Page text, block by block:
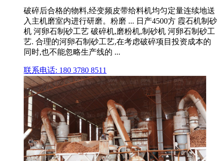
破碎后合格的物料,经变频皮带给料机均匀定量连续地送
入主机磨室内进行研磨。粉磨 ... 日产4500方 霞石机制砂
机 河卵石制砂工艺 破碎机,磨粉机,制砂机 河卵石制砂工
艺. 合理的河卵石制砂工艺,在考虑破碎项目投资成本的
同时,也不能忽略生产线的 ...
联系电话: 180 3780 8511